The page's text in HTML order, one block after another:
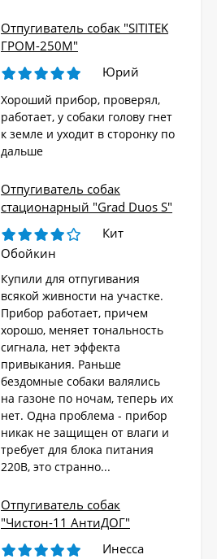
Отпугиватель собак "SITITEK
ГРОМ-250М"
Юрий
Хороший прибор, проверял,
работает, у собаки голову гнет
к земле и уходит в сторонку по
дальше
Отпугиватель собак
стационарный "Grad Duos S"
Кит
Обойкин
Купили для отпугивания
всякой живности на участке.
Прибор работает, причем
хорошо, меняет тональность
сигнала, нет эффекта
привыкания. Раньше
бездомные собаки валялись
на газоне по ночам, теперь их
нет. Одна проблема - прибор
никак не защищен от влаги и
требует для блока питания
220В, это странно...
Отпугиватель собак
"Чистон-11 АнтиДОГ"
Инесса
Стационарный
отпугиватель животных
«AR-2403 Solar»
4 570₽
Ультразвуковой
отпугиватель собак,
кошек, лис, кроликов
Garden Protector 3"
8 690 ₽